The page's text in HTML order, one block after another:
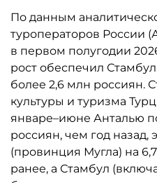
По данным
туроператоров России
в первом полугодии
рост обеспечил
более 2,6 млн россиян.
культуры и туризма
январе–июне Анталью
россиян, чем год назад,
(провинция Мугла) на
ранее, а Стамбул